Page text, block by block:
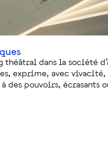
dans la société
exprime, avec
des pouvoirs, écrasants